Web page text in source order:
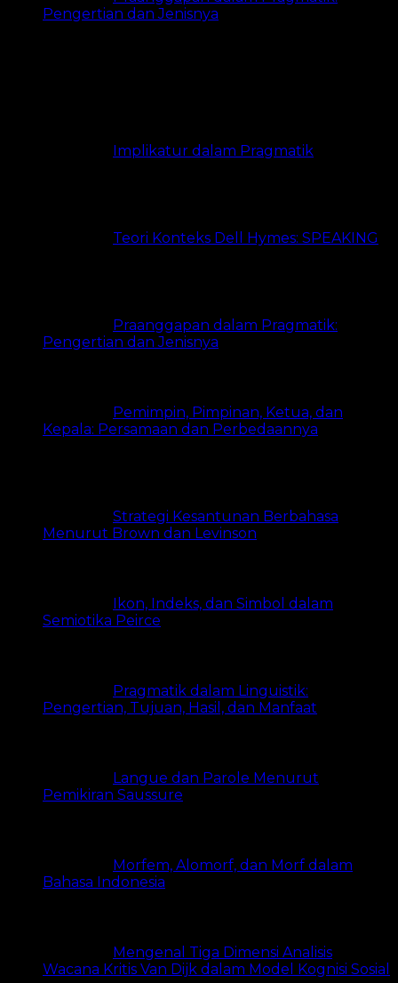
Pengertian dan Jenisnya
Implikatur dalam Pragmatik
Teori Konteks Dell Hymes: SPEAKING
Praanggapan dalam Pragmatik:
Pengertian dan Jenisnya
Pemimpin, Pimpinan, Ketua, dan
Kepala: Persamaan dan Perbedaannya
Strategi Kesantunan Berbahasa
Menurut Brown dan Levinson
Ikon, Indeks, dan Simbol dalam
Semiotika Peirce
Pragmatik dalam Linguistik:
Pengertian, Tujuan, Hasil, dan Manfaat
Langue dan Parole Menurut
Pemikiran Saussure
Morfem, Alomorf, dan Morf dalam
Bahasa Indonesia
Mengenal Tiga Dimensi Analisis
Wacana Kritis Van Dijk dalam Model Kognisi Sosial